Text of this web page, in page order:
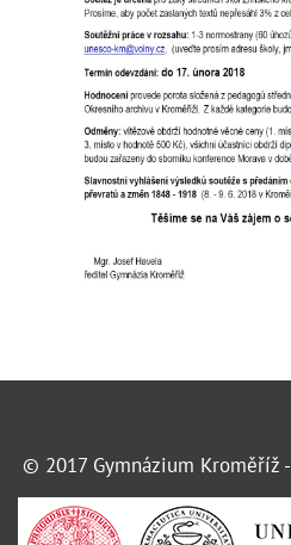
© 2017 Gymnázium Kroměříž -